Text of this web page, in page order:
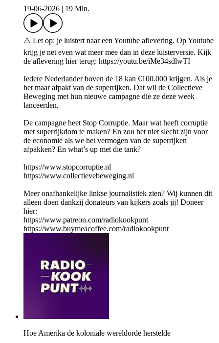
19-06-2026
19 Min.
⚠️ Let op: je luistert naar een Youtube aflevering. Op Youtube
krijg je net even wat meer mee dan in deze luisterversie. Kijk
de aflevering hier terug: https://youtu.be/iMe34sdlwTI
Iedere Nederlander boven de 18 kan €100.000 krijgen. Als je
het maar afpakt van de superrijken. Dat wil de Collectieve
Beweging met hun nieuwe campagne die ze deze week
lanceerden.
De campagne heet Stop Corruptie. Maar wat heeft corruptie
met superrijkdom te maken? En zou het niet slecht zijn voor
de economie als we het vermogen van de superrijken
afpakken? En what’s up met die tank?
https://www.stopcorruptie.nl
https://www.collectievebeweging.nl
Meer onafhankelijke linkse journalistiek zien? Wij kunnen dit
alleen doen dankzij donateurs van kijkers zoals jij! Doneer
hier:
https://www.patreon.com/radiokookpunt
https://www.buymeacoffee.com/radiokookpunt
Hoe Amerika de koloniale wereldorde herstelde